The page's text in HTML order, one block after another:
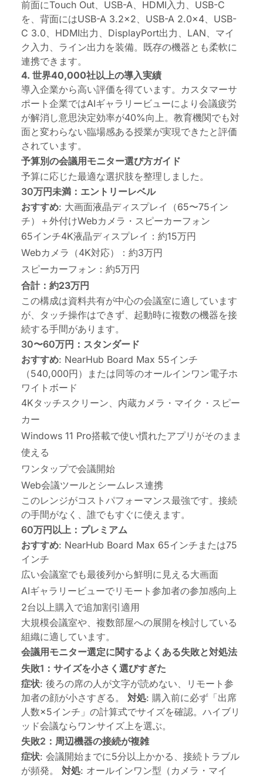
前面にTouch Out、USB-A、HDMI入力、USB-C
を、背面にはUSB-A 3.2×2、USB-A 2.0×4、USB-
C 3.0、HDMI出力、DisplayPort出力、LAN、マイ
ク入力、ライン出力を装備。既存の機器とも柔軟に
連携できます。
4. 世界40,000社以上の導入実績
導入企業から高い評価を得ています。カスタマーサ
ポート企業ではAIギャラリービューにより会議疲労
が解消し意思決定効率が40%向上。教育機関でも対
面と変わらない臨場感ある授業が実現できたと評価
されています。
予算別の会議用モニター選び方ガイド
予算に応じた最適な選択肢を整理しました。
30万円未満：エントリーレベル
おすすめ: 大画面液晶ディスプレイ（65〜75イン
チ）＋外付けWebカメラ・スピーカーフォン
65インチ4K液晶ディスプレイ：約15万円
Webカメラ（4K対応）：約3万円
スピーカーフォン：約5万円
合計：約23万円
この構成は資料共有が中心の会議室に適しています
が、タッチ操作はできず、起動時に複数の機器を接
続する手間があります。
30〜60万円：スタンダード
おすすめ: NearHub Board Max 55インチ
（540,000円）または同等のオールインワン電子ホ
ワイトボード
4Kタッチスクリーン、内蔵カメラ・マイク・スピー
カー
Windows 11 Pro搭載で使い慣れたアプリがそのまま
使える
ワンタップで会議開始
Web会議ツールとシームレス連携
このレンジがコストパフォーマンス最強です。接続
の手間がなく、誰でもすぐに使えます。
60万円以上：プレミアム
おすすめ: NearHub Board Max 65インチまたは75
インチ
広い会議室でも最後列から鮮明に見える大画面
AIギャラリービューでリモート参加者の参加感向上
2台以上購入で追加割引適用
大規模会議室や、複数部屋への展開を検討している
組織に適しています。
会議用モニター選定に関するよくある失敗と対処法
失敗1：サイズを小さく選びすぎた
症状: 後ろの席の人が文字が読めない、リモート参
加者の顔が小さすぎる。 対処: 購入前に必ず「出席
人数×5インチ」の計算式でサイズを確認。ハイブリ
ッド会議ならワンサイズ上を選ぶ。
失敗2：周辺機器の接続が複雑
症状: 会議開始までに5分以上かかる、接続トラブル
が頻発。 対処: オールインワン型（カメラ・マイ